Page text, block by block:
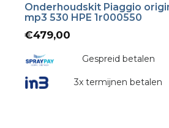
Onderhoudskit Piaggio
mp3 530 HPE 1r000550
€479,00
Gespreid betalen
3x termijnen betalen